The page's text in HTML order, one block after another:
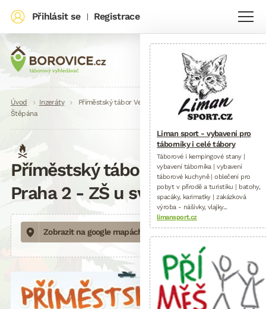
Přihlásit se | Registrace
Drobečková
navigace
Úvod Inzeráty
Příměstský tábor Veselá věda Praha 2 – ZŠ u sv.
Štěpána
Příměstský tábor Veselá věda
Praha 2 - ZŠ u sv. Štěpána
Zobrazit na google mapách
Liman sport - vybavení pro
táborníky i celé tábory
Táborové i kempingové stany |
vybavení táborníka | vybavení
táborové kuchyně | oblečení pro
pobyt v přírodě a turistiku | batohy,
spacáky, karimatky | zakázková
výroba - nášivky, vlajky...
limansport.cz